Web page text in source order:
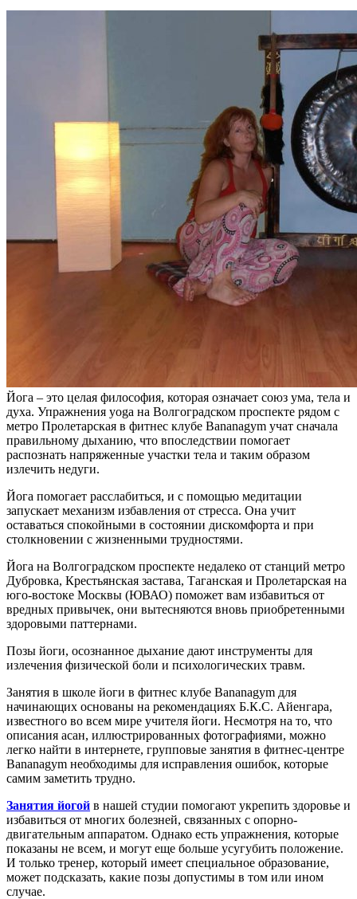
Йога – это целая философия, которая означает союз ума, тела и
духа. Упражнения yoga на Волгоградском проспекте рядом с
метро Пролетарская в фитнес клубе Bananagym учат сначала
правильному дыханию, что впоследствии помогает
распознать напряженные участки тела и таким образом
излечить недуги.
Йога помогает расслабиться, и с помощью медитации
запускает механизм избавления от стресса. Она учит
оставаться спокойными в состоянии дискомфорта и при
столкновении с жизненными трудностями.
Йога на Волгоградском проспекте недалеко от станций метро
Дубровка, Крестьянская застава, Таганская и Пролетарская на
юго-востоке Москвы (ЮВАО) поможет вам избавиться от
вредных привычек, они вытесняются вновь приобретенными
здоровыми паттернами.
Позы йоги, осознанное дыхание дают инструменты для
излечения физической боли и психологических травм.
Занятия в школе йоги в фитнес клубе Bananagym для
начинающих основаны на рекомендациях Б.К.С. Айенгара,
известного во всем мире учителя йоги. Несмотря на то, что
описания асан, иллюстрированных фотографиями, можно
легко найти в интернете, групповые занятия в фитнес-центре
Bananagym необходимы для исправления ошибок, которые
самим заметить трудно.
Занятия йогой в нашей студии помогают укрепить здоровье и
избавиться от многих болезней, связанных с опорно-
двигательным аппаратом. Однако есть упражнения, которые
показаны не всем, и могут еще больше усугубить положение.
И только тренер, который имеет специальное образование,
может подсказать, какие позы допустимы в том или ином
случае.